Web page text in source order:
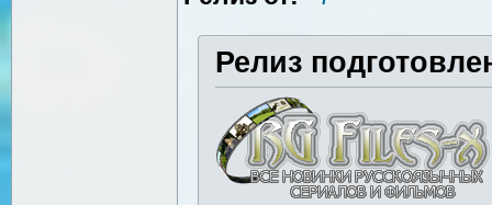
Релиз